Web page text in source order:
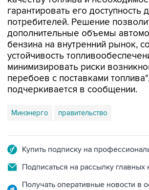
дополнительные объемы
бензина на внутренний рынок,
устойчивость
минимизировать риски
перебоев с поставками
подчеркивается в сообщении.
Минэнерго правительство
Подписаться на рассылку главных
Получать оперативные новости в
канале